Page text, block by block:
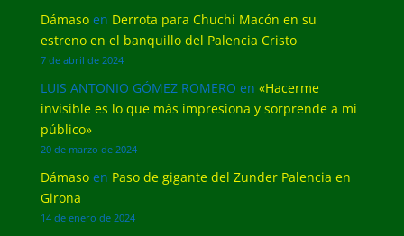
Dámasoen Derrota para Chuchi Macón en su
estreno en el banquillo del Palencia Cristo
7 de abril de 2024
LUIS ANTONIO GÓMEZ ROMERO en «Hacerme
invisible es lo que más impresiona y sorprende a mi
público»
20 de marzo de 2024
Dámasoen Paso de gigante del Zunder Palencia en
Girona
14 de enero de 2024